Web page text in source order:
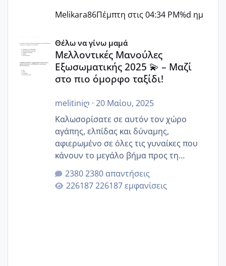
Melikara86Πέμπτη στις 04:34 PM%d ημ
Μελλοντικές Μανούλες Εξωσωματικής 2025 💫 – Μαζί
Θέλω να γίνω μαμά
Μελλοντικές Μανούλες
Εξωσωματικής 2025 💫 – Μαζί
στο πιο όμορφο ταξίδι!
melitiniღ · 20 Μαίου, 2025
Καλωσορίσατε σε αυτόν τον χώρο
αγάπης, ελπίδας και δύναμης,
αφιερωμένο σε όλες τις γυναίκες που
κάνουν το μεγάλο βήμα προς τη
μητρότητα μέσω εξωσωματικής το 2025.
Εδώ θα μοιραστούμε αγωνίες, χαρές,
εμπειρίες και κάθε μικρή ή μεγάλη
2380 απαντήσεις
226187 εμφανίσεις